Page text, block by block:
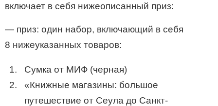
включает в себя нижеописанный приз:
— приз: один набор, включающий в себя
8 нижеуказанных товаров:
Сумка от МИФ (черная)
«Книжные магазины: большое
путешествие от Сеула до Санкт-